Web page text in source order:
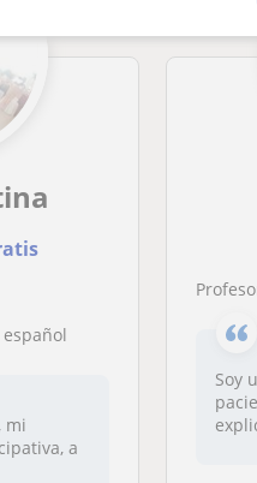
español
mi
a
Profesora de
Soy